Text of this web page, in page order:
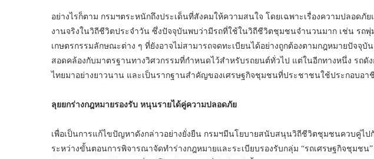
อย่างไรก็ตาม กรมฯตระหนักถึงประเด็นที่สังคมให้ความสนใจ โดยเฉพาะเรื่องความปลอด
งานจริงในวิถีชีวิตประจำวัน ซึ่งปัจจุบันพบว่ามีรถที่ใช้ในวิถีชีวิตชุมชนจำนวนมาก เช่น รถพุ่
เกษตรกรรมลักษณะต่าง ๆ ที่ยังอาจไม่สามารถจดทะเบียนได้อย่างถูกต้องตามกฎหมายปัจจุบัน
สอดคล้องกับมาตรฐานทางวิศวกรรมที่กำหนดไว้สำหรับรถยนต์ทั่วไป แต่ในอีกทางหนึ่ง รถ
ไทยมาอย่างยาวนาน และเป็นรากฐานสำคัญของเศรษฐกิจชุมชนที่ประชาชนใช้ประกอบอา
ลุยยกร่างกฎหมายรองรับ หนุนรายได้คู่ความปลอดภัย
เพื่อเป็นการแก้ไขปัญหาดังกล่าวอย่างยั่งยืน กรมฯมีนโยบายสนับสนุนวิถีชีวิตชุมชนควบคู่ไ
ระหว่างขั้นตอนการพิจารณาจัดทำร่างกฎหมายและระเบียบรองรับกลุ่ม “รถเศรษฐกิจชุมชน